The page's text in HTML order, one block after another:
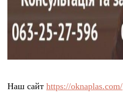
Наш сайт https://oknaplas.com/